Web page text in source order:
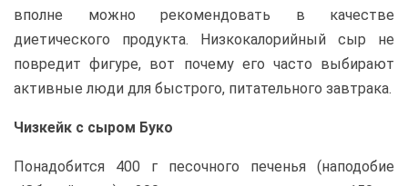
вполне можно рекомендовать в качестве
диетического продукта. Низкокалорийный сыр не
повредит фигуре, вот почему его часто выбирают
активные люди для быстрого, питательного завтрака.
Чизкейк с сыром Буко
Понадобится 400 г песочного печенья (наподобие